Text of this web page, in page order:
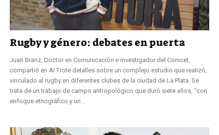
Rugby y género: debates en puerta
Juan Branz, Doctor en Comunicación e investigador del Conicet,
compartió en Al Trote detalles sobre un complejo estudio que realizó,
vinculado al rugby en diferentes clubes de la ciudad de La Plata. Se
trata de un trabajo de campo antropológico que duró siete años, “con
enfoque etnográfico y un...